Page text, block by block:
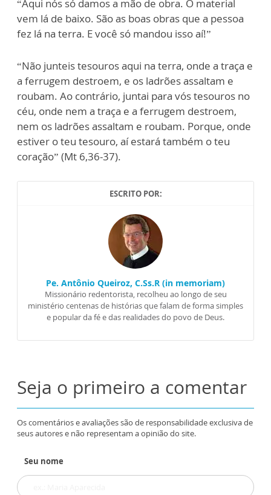
“Aqui nós só damos a mão de obra. O material
vem lá de baixo. São as boas obras que a pessoa
fez lá na terra. E você só mandou isso aí!”
“Não junteis tesouros aqui na terra, onde a traça e
a ferrugem destroem, e os ladrões assaltam e
roubam. Ao contrário, juntai para vós tesouros no
céu, onde nem a traça e a ferrugem destroem,
nem os ladrões assaltam e roubam. Porque, onde
estiver o teu tesouro, aí estará também o teu
coração” (Mt 6,36-37).
ESCRITO POR:
Pe. Antônio Queiroz, C.Ss.R (in memoriam)
Missionário redentorista, recolheu ao longo de seu
ministério centenas de histórias que falam de forma simples
e popular da fé e das realidades do povo de Deus.
Seja o primeiro a comentar
Os comentários e avaliações são de responsabilidade exclusiva de
seus autores e não representam a opinião do site.
Seu nome